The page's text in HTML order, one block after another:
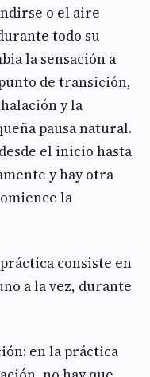
o el aire
todo su
la sensación a
de transición,
y la
pausa natural.
el inicio hasta
y hay otra
la
consiste en
a la vez, durante
en la práctica